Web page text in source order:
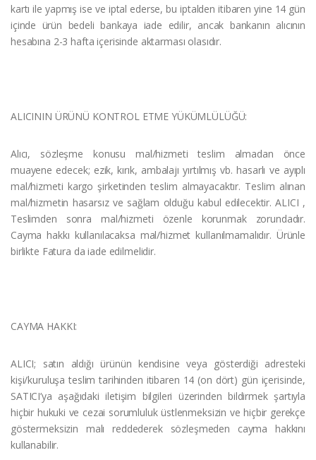
kartı ile yapmış ise ve iptal ederse, bu iptalden itibaren yine 14 gün
içinde ürün bedeli bankaya iade edilir, ancak bankanın alıcının
hesabına 2-3 hafta içerisinde aktarması olasıdır.
ALICININ ÜRÜNÜ KONTROL ETME YÜKÜMLÜLÜĞÜ:
Alıcı, sözleşme konusu mal/hizmeti teslim almadan önce
muayene edecek; ezik, kırık, ambalajı yırtılmış vb. hasarlı ve ayıplı
mal/hizmeti kargo şirketinden teslim almayacaktır. Teslim alınan
mal/hizmetin hasarsız ve sağlam olduğu kabul edilecektir. ALICI ,
Teslimden sonra mal/hizmeti özenle korunmak zorundadır.
Cayma hakkı kullanılacaksa mal/hizmet kullanılmamalıdır. Ürünle
birlikte Fatura da iade edilmelidir.
CAYMA HAKKI:
ALICI; satın aldığı ürünün kendisine veya gösterdiği adresteki
kişi/kuruluşa teslim tarihinden itibaren 14 (on dört) gün içerisinde,
SATICI’ya aşağıdaki iletişim bilgileri üzerinden bildirmek şartıyla
hiçbir hukuki ve cezai sorumluluk üstlenmeksizin ve hiçbir gerekçe
göstermeksizin malı reddederek sözleşmeden cayma hakkını
kullanabilir.